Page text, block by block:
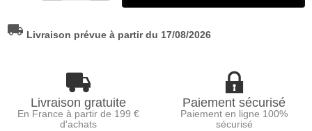
local_shipping Livraison prévue à partir du 17/08/2026
Livraison gratuite
En France à partir de 199 €
d'achats
Paiement sécurisé
Paiement en ligne 100%
sécurisé